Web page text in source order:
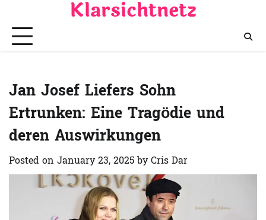
content
Klarsichtnetz
Jan Josef Liefers Sohn
Ertrunken: Eine Tragödie und
deren Auswirkungen
Posted on January 23, 2025byCris Dar